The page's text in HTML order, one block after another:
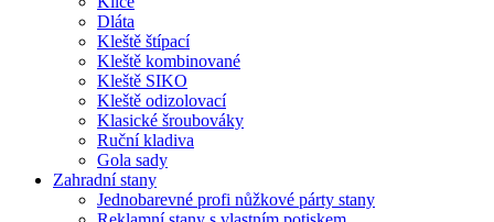
Dláta
Kleště štípací
Kleště kombinované
Kleště SIKO
Kleště odizolovací
Klasické šroubováky
Ruční kladiva
Gola sady
Zahradní stany
Jednobarevné profi nůžkové párty stany